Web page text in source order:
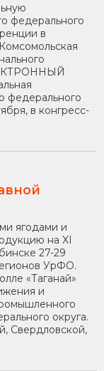
федерального
в
федерального
в конгресс-
ягодами и
на XI
27-29
УрФО.
«Таганай»
и
округа.
Свердловской,